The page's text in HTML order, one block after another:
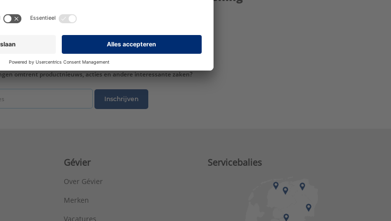
omtrent productnieuws, acties en andere interessante zaken?
Inschrijven
Gévier
Over Gévier
Merken
Vacatures
Servicebalies